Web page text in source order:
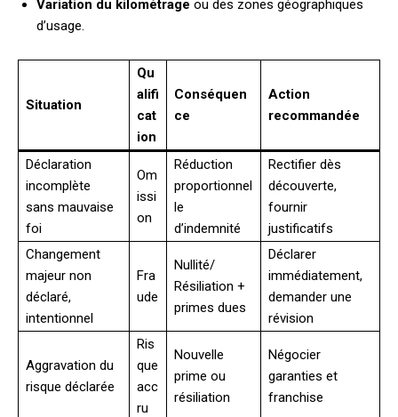
Variation du kilométrage ou des zones géographiques
d’usage.
Situation
Qu
alifi
cat
ion
Conséquen
ce
Action
recommandée
Déclaration
incomplète
sans mauvaise
foi
Om
issi
on
Réduction
proportionnel
le
d’indemnité
Rectifier dès
découverte,
fournir
justificatifs
Changement
majeur non
déclaré,
intentionnel
Fra
ude
Nullité/
Résiliation +
primes dues
Déclarer
immédiatement,
demander une
révision
Aggravation du
risque déclarée
Ris
que
acc
ru
Nouvelle
prime ou
résiliation
Négocier
garanties et
franchise